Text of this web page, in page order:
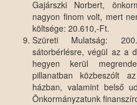
Gajárszki Norbert,
nagyon finom volt, mert
költsége: 20.610,-Ft.
Szüreti Mulatság:
sátorbérlésre, végül az a
hegyen kerül
pillanatban közbeszólt
házban, valamint belső
Önkormányzatunk